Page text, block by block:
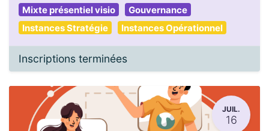
Mixte présentiel visio
Gouvernance
Instances Stratégie
Instances Opérationnel
Inscriptions terminées
JUIL.
16